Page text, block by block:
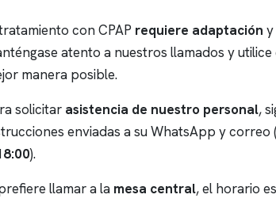
con CPAP requiere adaptación
atento a nuestros llamados y utilice
manera posible.
solicitar asistencia de nuestro personal,
enviadas a su WhatsApp y correo
).
llamar a la mesa central, el horario